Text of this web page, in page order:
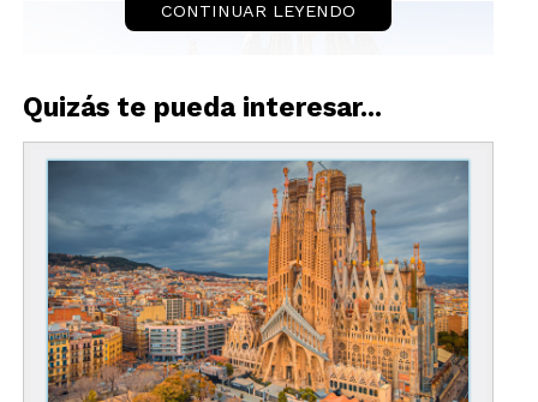
Qué hacer en Barcelona: Guía virtual
El símbolo de Barcelona y el máximo exponente
de la arquitectura modernista catalana, es un
majestuoso proyecto de Antonio Gaudí que, tras
CONTINUAR LEYENDO
Quizás te pueda interesar...